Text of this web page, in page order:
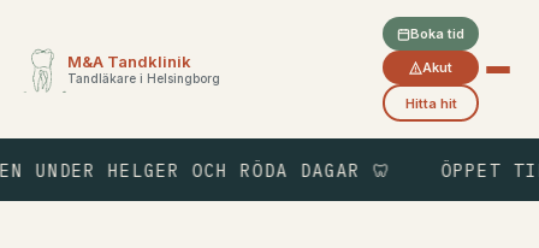
M&A Tandklinik
Tandläkare i Helsingborg
Boka tid
Akut
Hitta hit
HELGER OCH RÖDA DAGAR 🦷 ÖPPET